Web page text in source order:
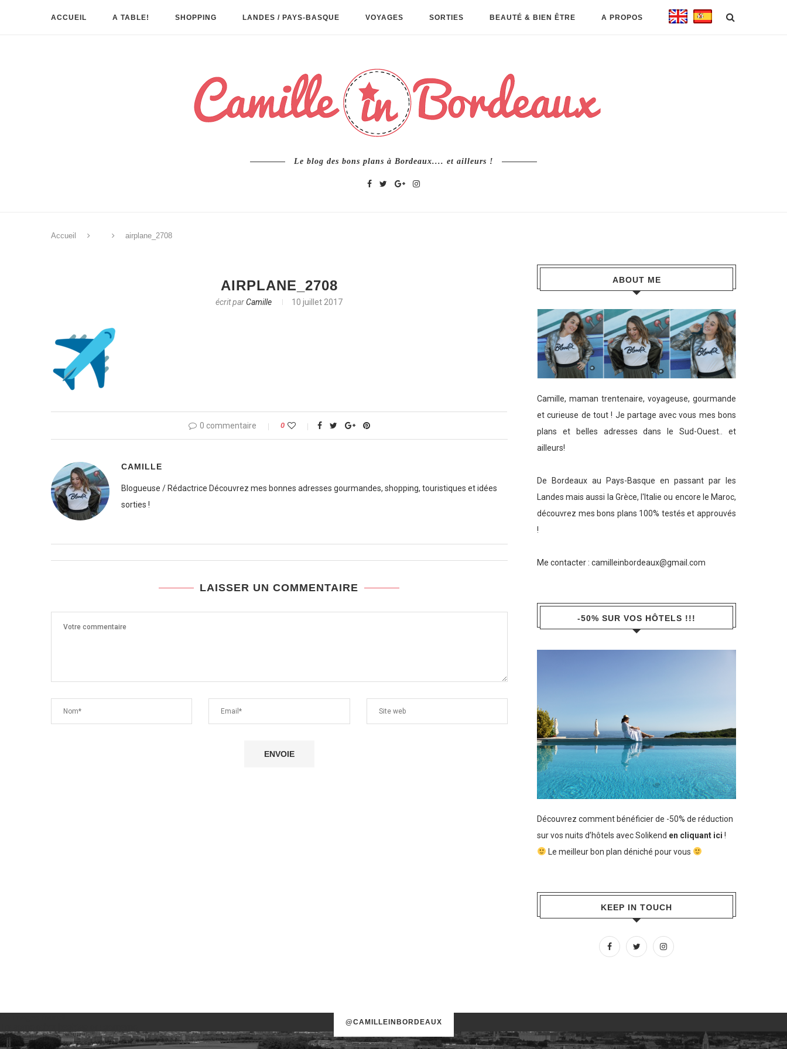
ACCUEIL A TABLE! SHOPPING LANDES / PAYS-BASQUE VOYAGES SORTIES BEAUTÉ & BIEN ÊTRE A PROPOS
Le blog des bons plans à Bordeaux.... et ailleurs !
Accueil airplane_2708
AIRPLANE_2708
écrit parCamille 10 juillet 2017
0 commentaire 0
CAMILLE
Blogueuse / Rédactrice Découvrez mes bonnes adresses gourmandes, shopping, touristiques et idées
sorties !
LAISSER UN COMMENTAIRE
ABOUT ME
Camille, maman trentenaire, voyageuse, gourmande
et curieuse de tout ! Je partage avec vous mes bons
plans et belles adresses dans le Sud-Ouest.. et
ailleurs!
De Bordeaux au Pays-Basque en passant par les
Landes mais aussi la Grèce, l'Italie ou encore le Maroc,
découvrez mes bons plans 100% testés et approuvés
!
Me contacter : camilleinbordeaux@gmail.com
-50% SUR VOS HÔTELS !!!
Découvrez comment bénéficier de -50% de réduction
sur vos nuits d’hôtels avec Solikend en cliquant ici !
Le meilleur bon plan déniché pour vous
KEEP IN TOUCH
@CAMILLEINBORDEAUX